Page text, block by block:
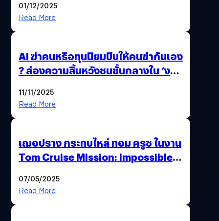
01/12/2025
Read More
AI ฆ่าคนหรือทุนนิยมบีบให้คนฆ่ากันเอง
? ส่องความสิ้นหวังชนชั้นกลางใน ‘งาน
11/11/2025
Read More
เฌอปราง กระทบไหล่ ทอม ครูซ ในงาน
Tom Cruise Mission: Impossible –
Premiere
07/05/2025
Read More